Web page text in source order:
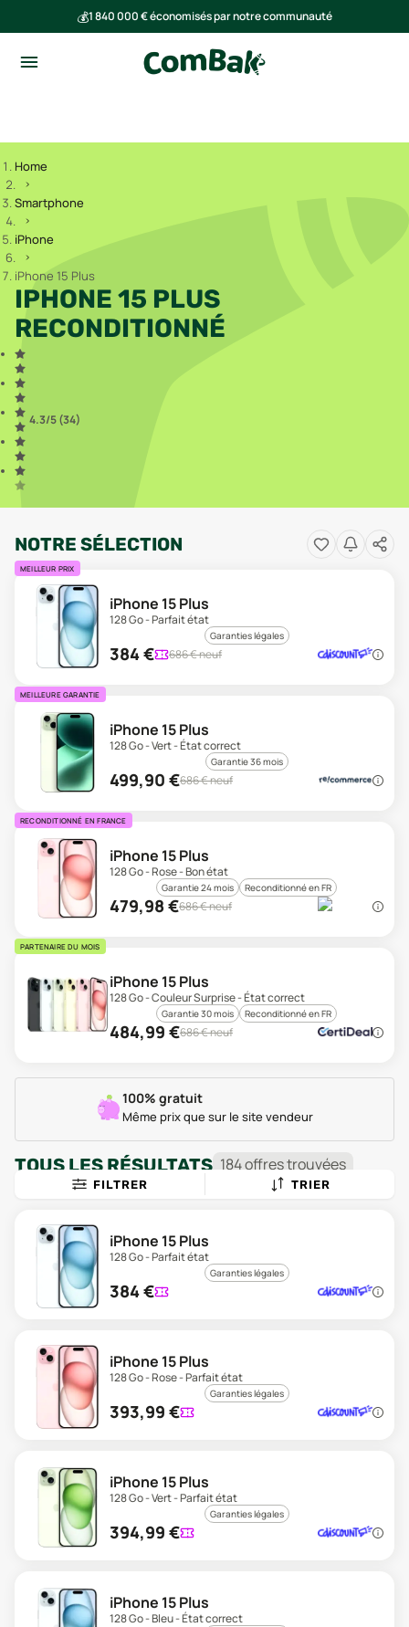
💰1 840 000 € économisés par notre communauté
Home
Smartphone
iPhone
iPhone 15 Plus
IPHONE 15 PLUS
RECONDITIONNÉ
4.3/5 (34)
NOTRE SÉLECTION
MEILLEUR PRIX
iPhone 15 Plus
128 Go - Parfait état
Garanties légales
384€ 686€ neuf
MEILLEURE GARANTIE
iPhone 15 Plus
128 Go - Vert - État correct
Garantie 36 mois
499,90 €686€ neuf
RECONDITIONNÉ EN FRANCE
iPhone 15 Plus
128 Go - Rose - Bon état
Garantie 24 mois Reconditionné en FR
479,98 €686€ neuf
PARTENAIRE DU MOIS
iPhone 15 Plus
128 Go - Couleur Surprise - État correct
Garantie 30 mois Reconditionné en FR
484,99 €686€ neuf
100% gratuit
Même prix que sur le site vendeur
TOUS LES RÉSULTATS 184offrestrouvées
FILTRER TRIER
iPhone 15 Plus
128 Go - Parfait état
Garanties légales
384€
iPhone 15 Plus
128 Go - Rose - Parfait état
Garanties légales
393,99 €
iPhone 15 Plus
128 Go - Vert - Parfait état
Garanties légales
394,99 €
iPhone 15 Plus
128 Go - Bleu - État correct